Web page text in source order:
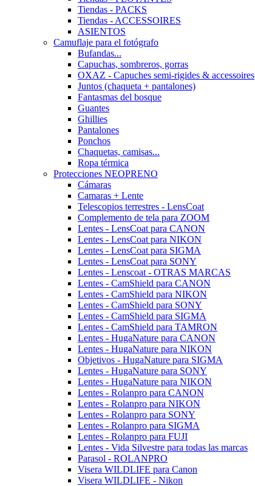
Tiendas - PACKS
Tiendas - ACCESSOIRES
ASIENTOS
Camuflaje para el fotógrafo
Bufandas...
Capuchas, sombreros, gorras
OXAZ - Capuches semi-rigides & accessoires
Juntos (chaqueta + pantalones)
Fantasmas del bosque
Guantes
Ghillies
Pantalones
Ponchos
Chaquetas, camisas...
Ropa térmica
Protecciones NEOPRENO
Cámaras
Camaras + Lente
Telescopios terrestres - LensCoat
Complemento de tela para ZOOM
Lentes - LensCoat para CANON
Lentes - LensCoat para NIKON
Lentes - LensCoat para SIGMA
Lentes - LensCoat para SONY
Lentes - Lenscoat - OTRAS MARCAS
Lentes - CamShield para CANON
Lentes - CamShield para NIKON
Lentes - CamShield para SONY
Lentes - CamShield para SIGMA
Lentes - CamShield para TAMRON
Lentes - HugaNature para CANON
Lentes - HugaNature para NIKON
Objetivos - HugaNature para SIGMA
Lentes - HugaNature para SONY
Lentes - HugaNature para NIKON
Lentes - Rolanpro para CANON
Lentes - Rolanpro para NIKON
Lentes - Rolanpro para SONY
Lentes - Rolanpro para SIGMA
Lentes - Rolanpro para FUJI
Lentes - Vida Silvestre para todas las marcas
Parasol - ROLANPRO
Visera WILDLIFE para Canon
Visera WILDLIFE - Nikon